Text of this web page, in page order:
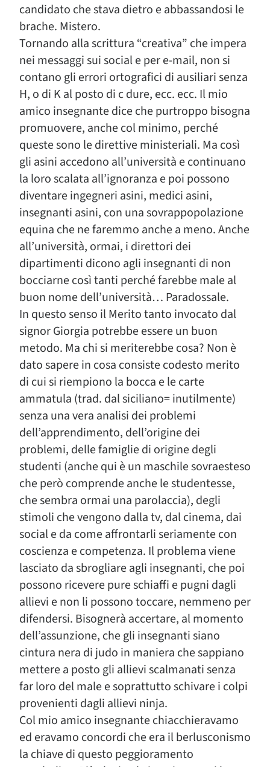
candidato che stava dietro e abbassandosi le
brache. Mistero.
Tornando alla scrittura “creativa” che impera
nei messaggi sui social e per e-mail, non si
contano gli errori ortografici di ausiliari senza
H, o di K al posto di c dure, ecc. ecc. Il mio
amico insegnante dice che purtroppo bisogna
promuovere, anche col minimo, perché
queste sono le direttive ministeriali. Ma così
gli asini accedono all’università e continuano
la loro scalata all’ignoranza e poi possono
diventare ingegneri asini, medici asini,
insegnanti asini, con una sovrappopolazione
equina che ne faremmo anche a meno. Anche
all’università, ormai, i direttori dei
dipartimenti dicono agli insegnanti di non
bocciarne così tanti perché farebbe male al
buon nome dell’università… Paradossale.
In questo senso il Merito tanto invocato dal
signor Giorgia potrebbe essere un buon
metodo. Ma chi si meriterebbe cosa? Non è
dato sapere in cosa consiste codesto merito
di cui si riempiono la bocca e le carte
ammatula (trad. dal siciliano= inutilmente)
senza una vera analisi dei problemi
dell’apprendimento, dell’origine dei
problemi, delle famiglie di origine degli
studenti (anche qui è un maschile sovraesteso
che però comprende anche le studentesse,
che sembra ormai una parolaccia), degli
stimoli che vengono dalla tv, dal cinema, dai
social e da come affrontarli seriamente con
coscienza e competenza. Il problema viene
lasciato da sbrogliare agli insegnanti, che poi
possono ricevere pure schiaffi e pugni dagli
allievi e non li possono toccare, nemmeno per
difendersi. Bisognerà accertare, al momento
dell’assunzione, che gli insegnanti siano
cintura nera di judo in maniera che sappiano
mettere a posto gli allievi scalmanati senza
far loro del male e soprattutto schivare i colpi
provenienti dagli allievi ninja.
Col mio amico insegnante chiacchieravamo
ed eravamo concordi che era il berlusconismo
la chiave di questo peggioramento